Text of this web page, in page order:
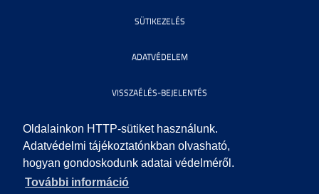
Oldalainkon HTTP-sütiket használunk.
Adatvédelmi tájékoztatónkban olvasható,
hogyan gondoskodunk adatai védelméről.
További információ
SÜTIKEZELÉS
ADATVÉDELEM
VISSZAÉLÉS-BEJELENTÉS
KÖZÉRDEKŰ ADATOK
IMPRESSZUM